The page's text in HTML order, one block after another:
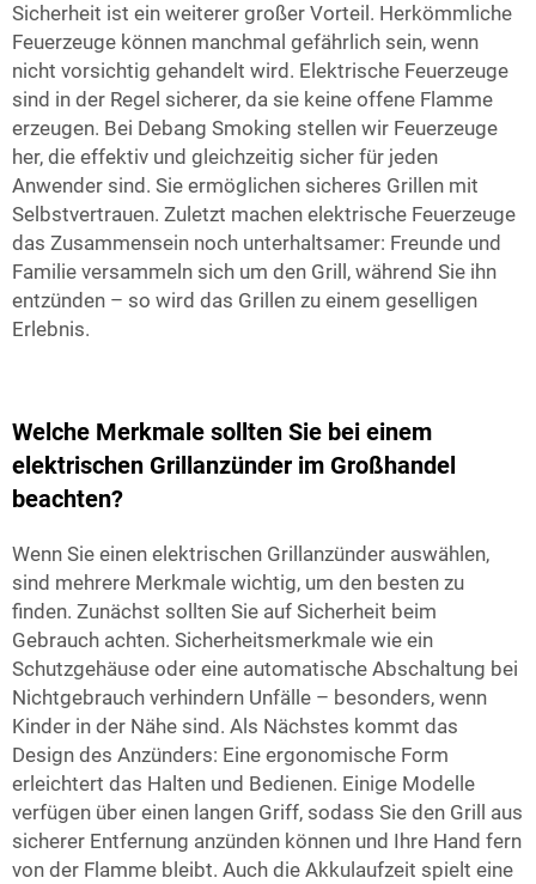
Sicherheit ist ein weiterer großer Vorteil. Herkömmliche
Feuerzeuge können manchmal gefährlich sein, wenn
nicht vorsichtig gehandelt wird. Elektrische Feuerzeuge
sind in der Regel sicherer, da sie keine offene Flamme
erzeugen. Bei Debang Smoking stellen wir Feuerzeuge
her, die effektiv und gleichzeitig sicher für jeden
Anwender sind. Sie ermöglichen sicheres Grillen mit
Selbstvertrauen. Zuletzt machen elektrische Feuerzeuge
das Zusammensein noch unterhaltsamer: Freunde und
Familie versammeln sich um den Grill, während Sie ihn
entzünden – so wird das Grillen zu einem geselligen
Erlebnis.
Welche Merkmale sollten Sie bei einem
elektrischen Grillanzünder im Großhandel
beachten?
Wenn Sie einen elektrischen Grillanzünder auswählen,
sind mehrere Merkmale wichtig, um den besten zu
finden. Zunächst sollten Sie auf Sicherheit beim
Gebrauch achten. Sicherheitsmerkmale wie ein
Schutzgehäuse oder eine automatische Abschaltung bei
Nichtgebrauch verhindern Unfälle – besonders, wenn
Kinder in der Nähe sind. Als Nächstes kommt das
Design des Anzünders: Eine ergonomische Form
erleichtert das Halten und Bedienen. Einige Modelle
verfügen über einen langen Griff, sodass Sie den Grill aus
sicherer Entfernung anzünden können und Ihre Hand fern
von der Flamme bleibt. Auch die Akkulaufzeit spielt eine